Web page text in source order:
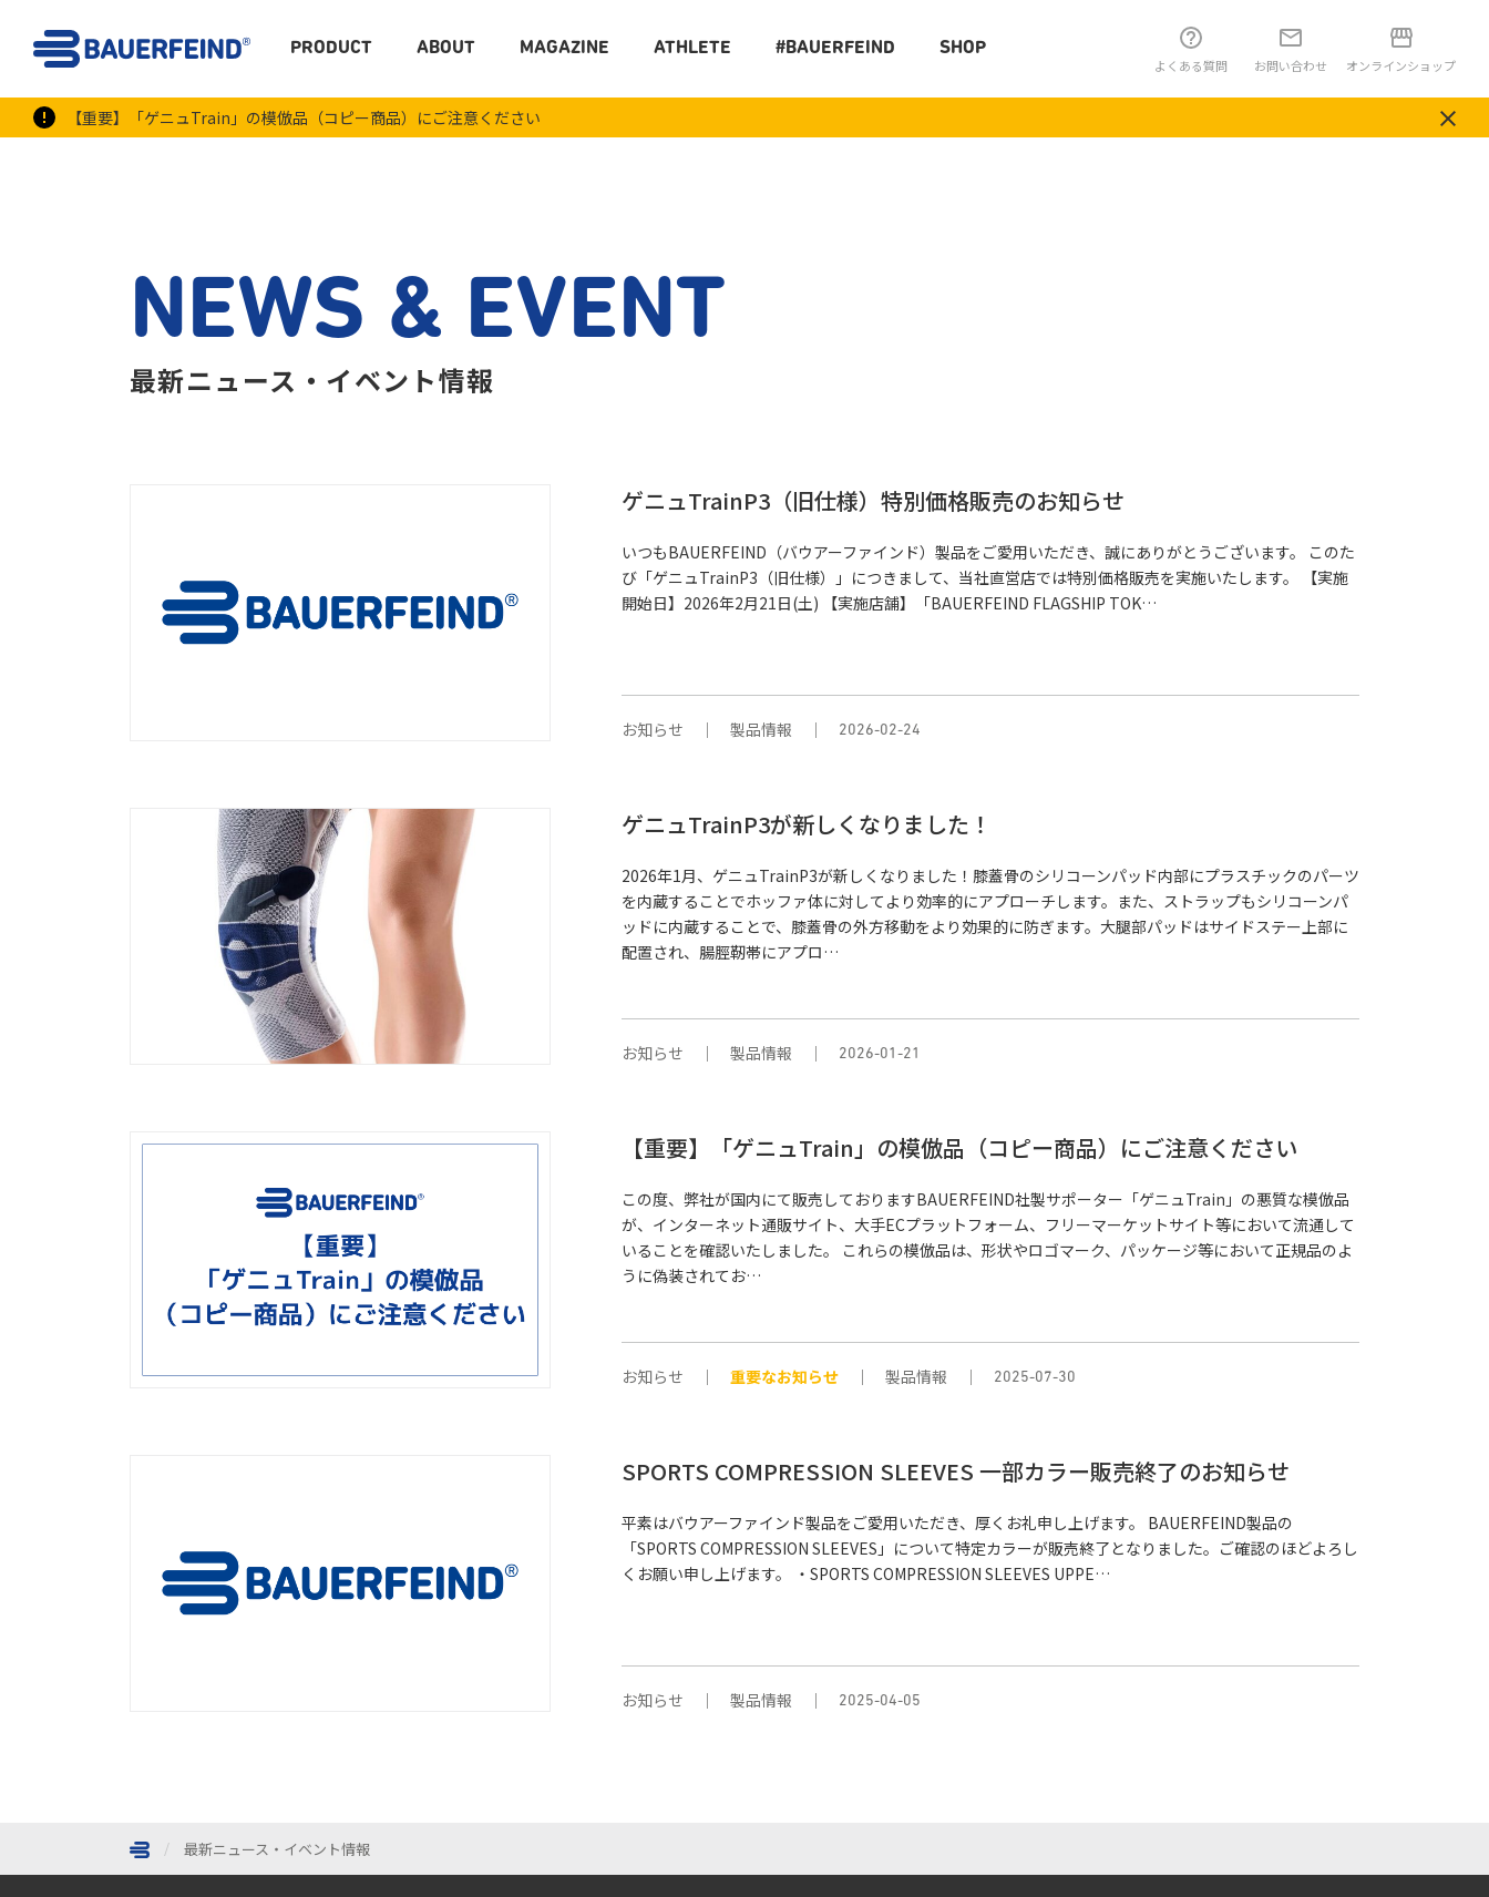
【重要】「ゲニュTrain」の模倣品（コピー商品）にご注意ください
PRODUCT ABOUT MAGAZINE ATHLETE #BAUERFEIND SHOP
よくある質問 お問い合わせ オンラインショップ
NEWS & EVENT
最新ニュース・イベント情報
ゲニュTrainP3（旧仕様）特別価格販売のお知らせ
いつもBAUERFEIND（バウアーファインド）製品をご愛用いただき、誠にありがとうございます。 このた
び「ゲニュTrainP3（旧仕様）」につきまして、当社直営店では特別価格販売を実施いたします。 【実施
開始日】2026年2月21日(土) 【実施店舗】「BAUERFEIND FLAGSHIP TOK…
お知らせ 製品情報 2026-02-24
ゲニュTrainP3が新しくなりました！
2026年1月、ゲニュTrainP3が新しくなりました！膝蓋骨のシリコーンパッド内部にプラスチックのパーツ
を内蔵することでホッファ体に対してより効率的にアプローチします。また、ストラップもシリコーンパ
ッドに内蔵することで、膝蓋骨の外方移動をより効果的に防ぎます。大腿部パッドはサイドステー上部に
配置され、腸脛靭帯にアプロ…
お知らせ 製品情報 2026-01-21
【重要】「ゲニュTrain」の模倣品（コピー商品）にご注意ください
この度、弊社が国内にて販売しておりますBAUERFEIND社製サポーター「ゲニュTrain」の悪質な模倣品
が、インターネット通販サイト、大手ECプラットフォーム、フリーマーケットサイト等において流通して
いることを確認いたしました。 これらの模倣品は、形状やロゴマーク、パッケージ等において正規品のよ
うに偽装されてお…
お知らせ 重要なお知らせ 製品情報 2025-07-30
SPORTS COMPRESSION SLEEVES 一部カラー販売終了のお知らせ
平素はバウアーファインド製品をご愛用いただき、厚くお礼申し上げます。 BAUERFEIND製品の
「SPORTS COMPRESSION SLEEVES」について特定カラーが販売終了となりました。ご確認のほどよろし
くお願い申し上げます。 ・SPORTS COMPRESSION SLEEVES UPPE…
お知らせ 製品情報 2025-04-05
最新ニュース・イベント情報
ページトップへ